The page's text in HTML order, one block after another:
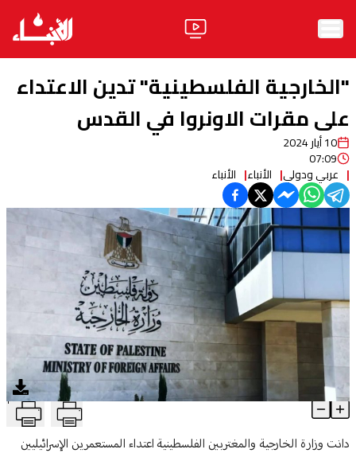
الأخبار
ثقافة ومجتمع
منوعات
آراء
فيديو
مواقف
وليد جنبلاطالحزب
"الخارجية الفلسطينية" تدين الاعتداء
على مقرات الاونروا في القدس
10 أيار 2024
07:09
عربي ودولي الأنباء الأنباء
"الخارجية الفلسطينية" تدين الاعتداء على مقرات الاونروا في القدسT
Article Content
دانت وزارة الخارجية والمغتربين الفلسطينية اعتداء المستعمرين الإسرائيليين